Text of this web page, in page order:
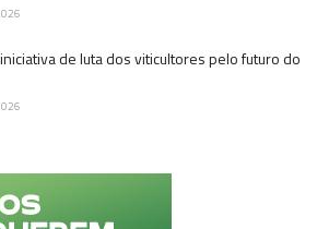
de luta dos viticultores pelo futuro do